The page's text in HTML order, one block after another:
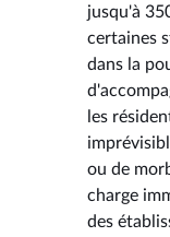
jusqu'à
certaines
dans la
les
ou de
charge
des